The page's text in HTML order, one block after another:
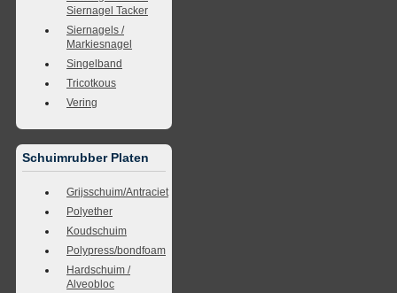
Siernagel Tacker
Siernagels /
Markiesnagel
Singelband
Tricotkous
Vering
Schuimrubber Platen
Grijsschuim/Antraciet
Polyether
Koudschuim
Polypress/bondfoam
Hardschuim /
Alveobloc